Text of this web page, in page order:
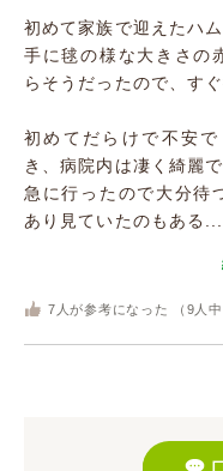
初めて家族で迎えたハム
手に毬の様な大きさの
らそうだったので、す
初めてだらけで不安
き、病院内は凄く綺麗で
急に行ったので大分待
あり見ていたのもある...
7 人が参考になった （ 9 人中